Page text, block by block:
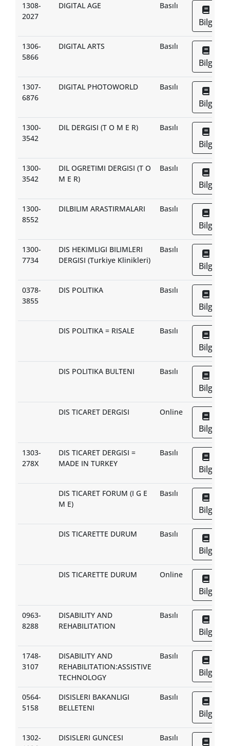
1308-
2027
DIGITAL AGE Basılı
Bilgi
1306-
5866
DIGITAL ARTS Basılı
Bilgi
1307-
6876
DIGITAL PHOTOWORLD Basılı
Bilgi
1300-
3542
DIL DERGISI (T O M E R) Basılı
Bilgi
1300-
3542
DIL OGRETIMI DERGISI (T O
M E R)
Basılı
Bilgi
1300-
8552
DILBILIM ARASTIRMALARI Basılı
Bilgi
1300-
7734
DIS HEKIMLIGI BILIMLERI
DERGISI (Turkiye Klinikleri)
Basılı
Bilgi
0378-
3855
DIS POLITIKA Basılı
Bilgi
DIS POLITIKA = RISALE Basılı
Bilgi
DIS POLITIKA BULTENI Basılı
Bilgi
DIS TICARET DERGISI Online
Bilgi
1303-
278X
DIS TICARET DERGISI =
MADE IN TURKEY
Basılı
Bilgi
DIS TICARET FORUM (I G E
M E)
Basılı
Bilgi
DIS TICARETTE DURUM Basılı
Bilgi
DIS TICARETTE DURUM Online
Bilgi
0963-
8288
DISABILITY AND
REHABILITATION
Basılı
Bilgi
1748-
3107
DISABILITY AND
REHABILITATION:ASSISTIVE
TECHNOLOGY
Basılı
Bilgi
0564-
5158
DISISLERI BAKANLIGI
BELLETENI
Basılı
Bilgi
1302-
DISISLERI GUNCESI Basılı